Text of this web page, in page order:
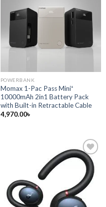
POWERBANK
Momax 1-Pac Pass Mini⁺
10000mAh 2in1 Battery Pack
with Built-in Retractable Cable
4,970.00৳